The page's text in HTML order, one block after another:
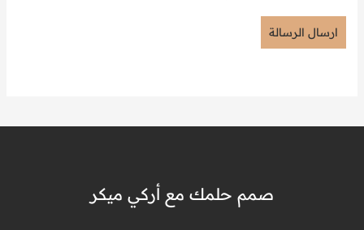
ارسال الرسالة
صمم حلمك مع أركي ميكر